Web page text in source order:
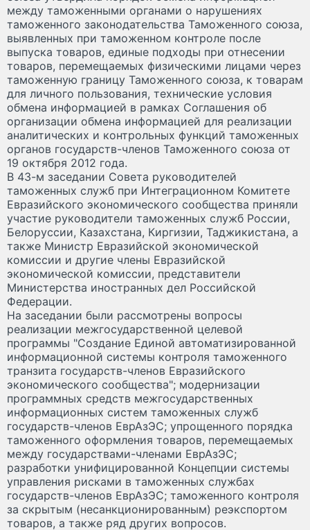
между таможенными органами о нарушениях
таможенного законодательства Таможенного союза,
выявленных при таможенном контроле после
выпуска товаров, единые подходы при отнесении
товаров, перемещаемых физическими лицами через
таможенную границу Таможенного союза, к товарам
для личного пользования, технические условия
обмена информацией в рамках Соглашения об
организации обмена информацией для реализации
аналитических и контрольных функций таможенных
органов государств-членов Таможенного союза от
19 октября 2012 года.
В 43-м заседании Совета руководителей
таможенных служб при Интеграционном Комитете
Евразийского экономического сообщества приняли
участие руководители таможенных служб России,
Белоруссии, Казахстана, Киргизии, Таджикистана, а
также Министр Евразийской экономической
комиссии и другие члены Евразийской
экономической комиссии, представители
Министерства иностранных дел Российской
Федерации.
На заседании были рассмотрены вопросы
реализации межгосударственной целевой
программы "Создание Единой автоматизированной
информационной системы контроля таможенного
транзита государств-членов Евразийского
экономического сообщества"; модернизации
программных средств межгосударственных
информационных систем таможенных служб
государств-членов ЕврАзЭС; упрощенного порядка
таможенного оформления товаров, перемещаемых
между государствами-членами ЕврАзЭС;
разработки унифицированной Концепции системы
управления рисками в таможенных службах
государств-членов ЕврАзЭС; таможенного контроля
за скрытым (несанкционированным) реэкспортом
товаров, а также ряд других вопросов.